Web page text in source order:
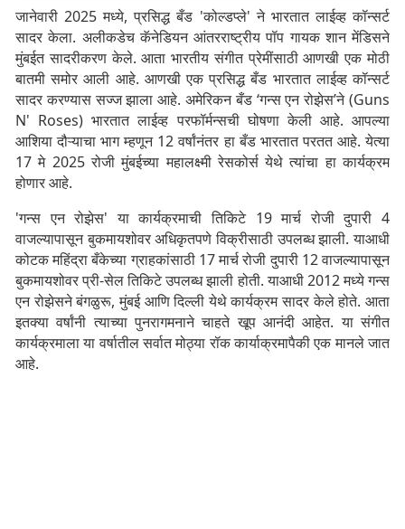
जानेवारी 2025 मध्ये, प्रसिद्ध बँड 'कोल्डप्ले' ने भारतात लाईव्ह कॉन्सर्ट
सादर केला. अलीकडेच कॅनेडियन आंतरराष्ट्रीय पॉप गायक शान मेंडिसने
मुंबईत सादरीकरण केले. आता भारतीय संगीत प्रेमींसाठी आणखी एक मोठी
बातमी समोर आली आहे. आणखी एक प्रसिद्ध बँड भारतात लाईव्ह कॉन्सर्ट
सादर करण्यास सज्ज झाला आहे. अमेरिकन बँड ‘गन्स एन रोझेस’ने (Guns
N' Roses) भारतात लाईव्ह परफॉर्मन्सची घोषणा केली आहे. आपल्या
आशिया दौऱ्याचा भाग म्हणून 12 वर्षांनंतर हा बँड भारतात परतत आहे. येत्या
17 मे 2025 रोजी मुंबईच्या महालक्ष्मी रेसकोर्स येथे त्यांचा हा कार्यक्रम
होणार आहे.
'गन्स एन रोझेस' या कार्यक्रमाची तिकिटे 19 मार्च रोजी दुपारी 4
वाजल्यापासून बुकमायशोवर अधिकृतपणे विक्रीसाठी उपलब्ध झाली. याआधी
कोटक महिंद्रा बँकेच्या ग्राहकांसाठी 17 मार्च रोजी दुपारी 12 वाजल्यापासून
बुकमायशोवर प्री-सेल तिकिटे उपलब्ध झाली होती. याआधी 2012 मध्ये गन्स
एन रोझेसने बंगळुरू, मुंबई आणि दिल्ली येथे कार्यक्रम सादर केले होते. आता
इतक्या वर्षांनी त्याच्या पुनरागमनाने चाहते खूप आनंदी आहेत. या संगीत
कार्यक्रमाला या वर्षातील सर्वात मोठ्या रॉक कार्याक्रमापैकी एक मानले जात
आहे.